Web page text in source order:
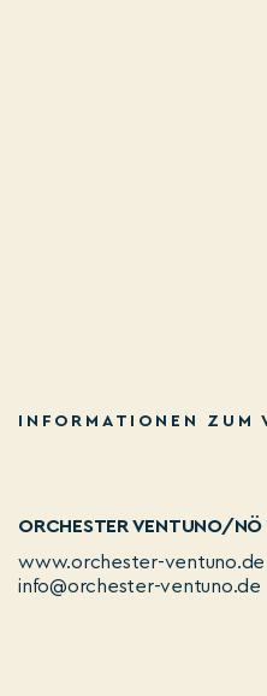
INFORMATIONEN ZUM
ORCHESTER VENTUNO/NÖ
www.orchester-ventuno.de
info@orchester-ventuno.de